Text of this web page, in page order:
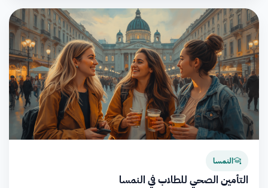
النمسا
التأمين الصحي للطلاب في النمسا